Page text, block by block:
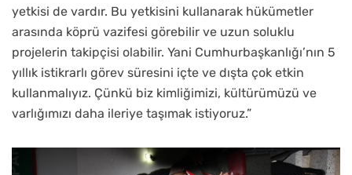
yetkisi de vardır. Bu yetkisini kullanarak hükümetler
arasında köprü vazifesi görebilir ve uzun soluklu
projelerin takipçisi olabilir. Yani Cumhurbaşkanlığı’nın 5
yıllık istikrarlı görev süresini içte ve dışta çok etkin
kullanmalıyız. Çünkü biz kimliğimizi, kültürümüzü ve
varlığımızı daha ileriye taşımak istiyoruz.”